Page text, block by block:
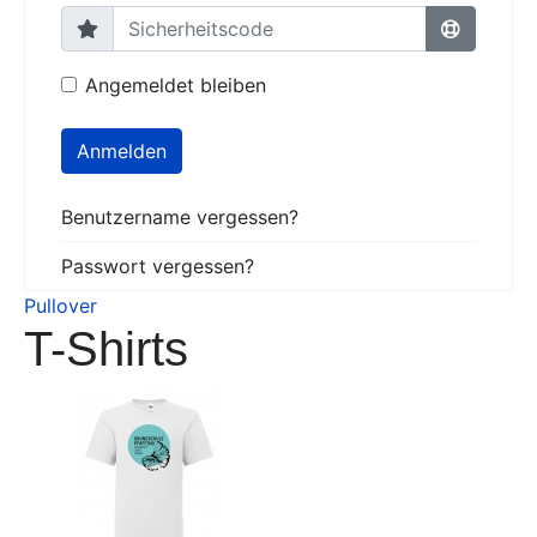
Angemeldet bleiben
Anmelden
Benutzername vergessen?
Passwort vergessen?
Pullover
T-Shirts